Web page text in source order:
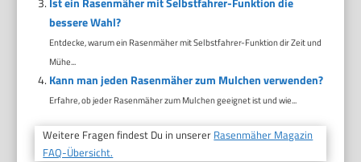
bessere Wahl?
Entdecke, warum ein Rasenmäher mit Selbstfahrer-Funktion dir Zeit und
Mühe...
Kann man jeden Rasenmäher zum Mulchen verwenden?
Erfahre, ob jeder Rasenmäher zum Mulchen geeignet ist und wie...
Weitere Fragen findest Du in unserer Rasenmäher Magazin
FAQ-Übersicht.